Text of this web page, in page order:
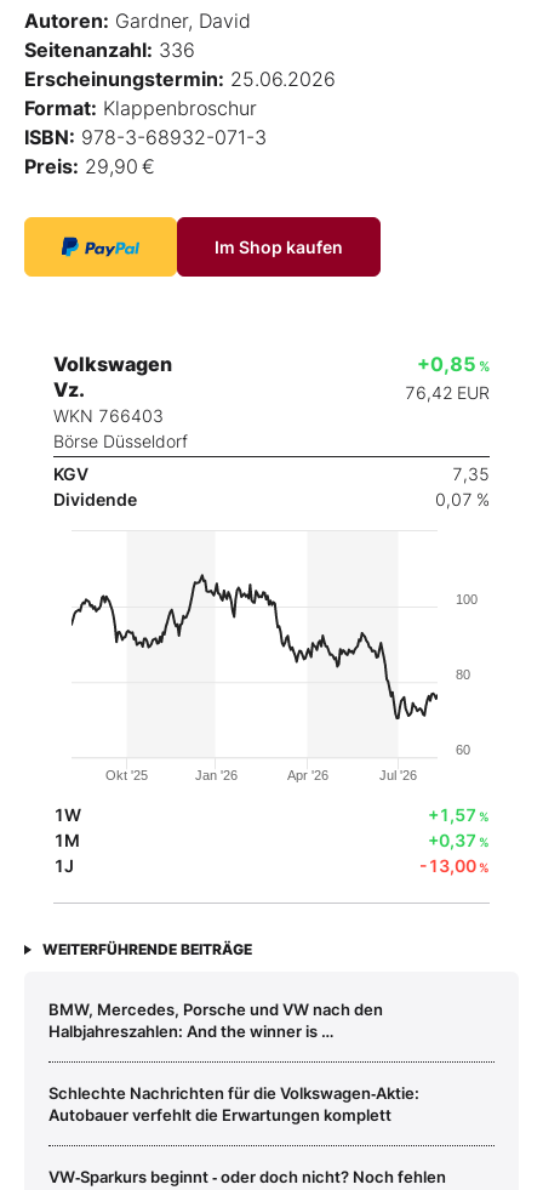
Autoren: Gardner, David
Seitenanzahl: 336
Erscheinungstermin: 25.06.2026
Format: Klappenbroschur
ISBN: 978-3-68932-071-3
Preis: 29,90 €
Im Shop kaufen
Volkswagen
Vz.
WKN 766403
Börse Düsseldorf
+0,85 %
76,42 EUR
KGV
7,35
Dividende
0,07 %
Okt '25 Jan '26 Apr '26 Jul '26
60
80
100
1W +1,57 %
1M +0,37 %
1J -13,00%
WEITERFÜHRENDE BEITRÄGE
BMW, Mercedes, Porsche und VW nach den
Halbjahreszahlen: And the winner is …
Schlechte Nachrichten für die Volkswagen‑Aktie:
Autobauer verfehlt die Erwartungen komplett
VW‑Sparkurs beginnt ‑ oder doch nicht? Noch fehlen